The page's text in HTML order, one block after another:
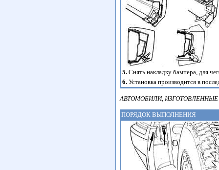
5. Снять накладку бампера, для
6. Установка производится в
АВТОМОБИЛИ, ИЗГОТОВЛЕННЫЕ
ПОРЯДОК ВЫПОЛНЕНИЯ